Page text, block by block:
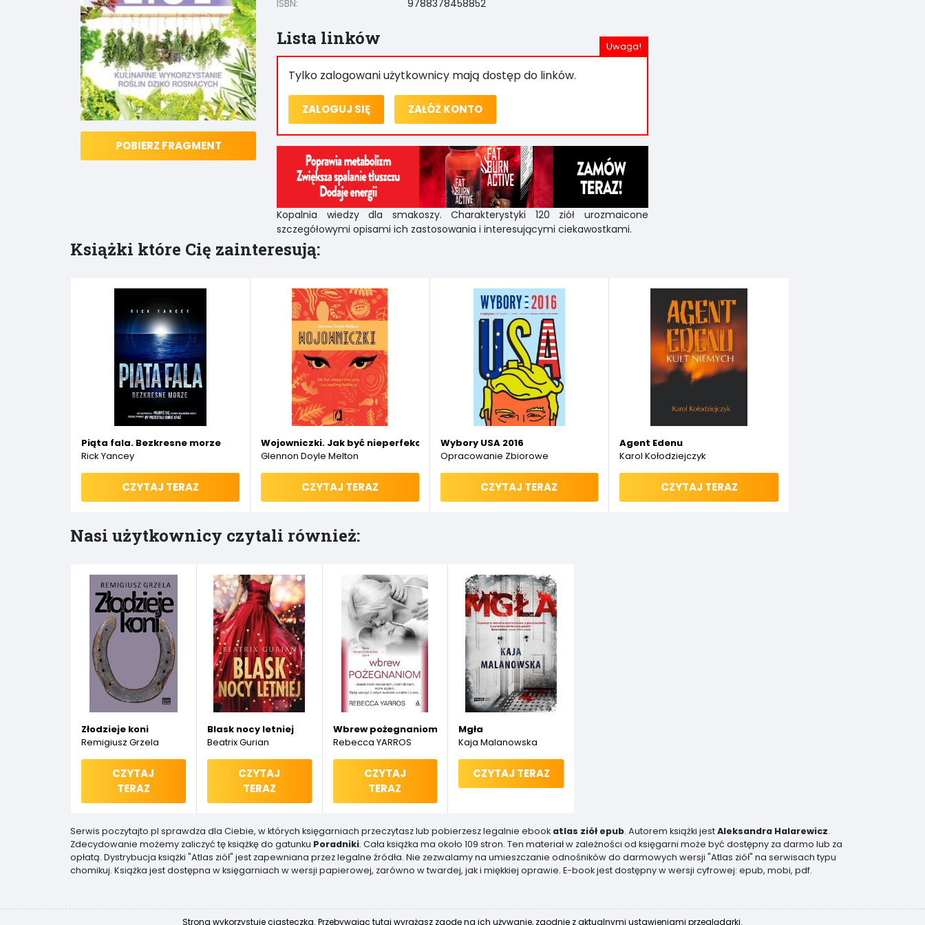
POBIERZ FRAGMENT
ISBN:
9788378458852
Lista linków
Tylko zalogowani użytkownicy mają dostęp do linków.
ZALOGUJ SIĘ ZAŁÓŻ KONTO
Kopalnia wiedzy dla smakoszy. Charakterystyki 120 ziół urozmaicone
szczegółowymi opisami ich zastosowania i interesującymi ciekawostkami.
Książki które Cię zainteresują:
Piąta fala. Bezkresne morze
Rick Yancey
CZYTAJ TERAZ
Wojowniczki. Jak być nieperfekcyjną i szczęśliwą kobietą
Glennon Doyle Melton
CZYTAJ TERAZ
Wybory USA 2016
Opracowanie Zbiorowe
CZYTAJ TERAZ
Agent Edenu
Karol Kołodziejczyk
CZYTAJ TERAZ
Nasi użytkownicy czytali również:
Złodzieje koni
Remigiusz Grzela
CZYTAJ
TERAZ
Blask nocy letniej
Beatrix Gurian
CZYTAJ
TERAZ
Wbrew pożegnaniom
Rebecca YARROS
CZYTAJ
TERAZ
Mgła
Kaja Malanowska
CZYTAJ TERAZ
Serwis poczytajto.pl sprawdza dla Ciebie, w których księgarniach przeczytasz lub pobierzesz legalnie ebook atlas ziół epub. Autorem książki jestAleksandra Halarewicz.
Zdecydowanie możemy zaliczyć tę książkę do gatunku Poradniki. Cała książka ma około 109 stron. Ten materiał w zależności od księgarni może być dostępny za darmo lub za
opłatą. Dystrybucja książki "Atlas ziół" jest zapewniana przez legalne źródła. Nie zezwalamy na umieszczanie odnośników do darmowych wersji "Atlas ziół" na serwisach typu
chomikuj. Książka jest dostępna w księgarniach w wersji papierowej, zarówno w twardej, jak i miękkiej oprawie. E-book jest dostępny w wersji cyfrowej: epub, mobi, pdf.
Strona wykorzystuje ciasteczka. Przebywając tutaj wyrażasz zgodę na ich używanie, zgodnie z aktualnymi ustawieniami przeglądarki.